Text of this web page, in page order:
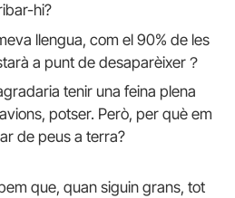
hi?
llengua, com el 90% de les
a punt de desaparèixer？
tenir una feina plena
potser. Però, per què em
de peus a terra?
que, quan siguin grans, tot